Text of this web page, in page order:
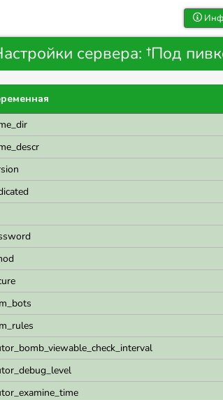
сервера: †Под